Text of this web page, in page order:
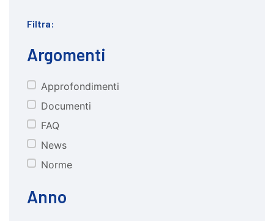
Filtra:
Argomenti
CATEGORIE
Approfondimenti
Documenti
FAQ
News
Norme
Anno